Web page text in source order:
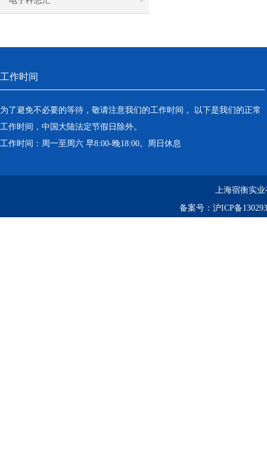
工作时间
为了避免不必要的等待，敬请注意我们的工作时间 。以下是我们的正常
工作时间，中国大陆法定节假日除外。
工作时间：周一至周六 早8:00-晚18:00。周日休息
上海宿衡实
备案号： 沪ICP备